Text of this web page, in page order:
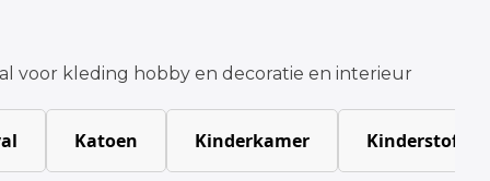
voor kleding hobby en decoratie en interieur
Katoen Kinderkamer Kinderstoffen